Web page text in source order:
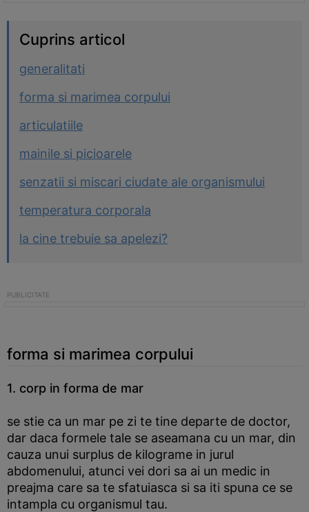
Cuprins articol
generalitati
forma si marimea corpului
articulatiile
mainile si picioarele
senzatii si miscari ciudate ale organismului
temperatura corporala
la cine trebuie sa apelezi?
forma si marimea corpului
1. corp in forma de mar
se stie ca un mar pe zi te tine departe de doctor,
dar daca formele tale se aseamana cu un mar, din
cauza unui surplus de kilograme in jurul
abdomenului, atunci vei dori sa ai un medic in
preajma care sa te sfatuiasca si sa iti spuna ce se
intampla cu organismul tau.